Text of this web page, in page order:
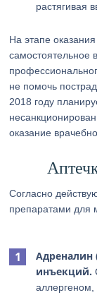
растягивая
На этапе
самостоятельное
не помочь
2018 году
оказание
Согласно
препаратами для
Адреналин
инъекций.
аллергеном,